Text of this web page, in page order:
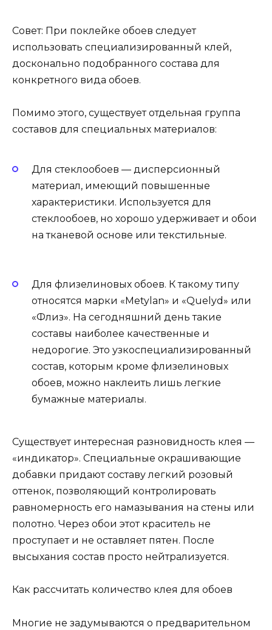
Совет: При поклейке обоев следует
использовать специализированный клей,
досконально подобранного состава для
конкретного вида обоев.
Помимо этого, существует отдельная группа
составов для специальных материалов:
Для стеклообоев — дисперсионный
материал, имеющий повышенные
характеристики. Используется для
стеклообоев, но хорошо удерживает и обои
на тканевой основе или текстильные.
Для флизелиновых обоев. К такому типу
относятся марки «Metylan» и «Quelyd» или
«Флиз». На сегодняшний день такие
составы наиболее качественные и
недорогие. Это узкоспециализированный
состав, которым кроме флизелиновых
обоев, можно наклеить лишь легкие
бумажные материалы.
Существует интересная разновидность клея —
«индикатор». Специальные окрашивающие
добавки придают составу легкий розовый
оттенок, позволяющий контролировать
равномерность его намазывания на стены или
полотно. Через обои этот краситель не
проступает и не оставляет пятен. После
высыхания состав просто нейтрализуется.
Как рассчитать количество клея для обоев
Многие не задумываются о предварительном